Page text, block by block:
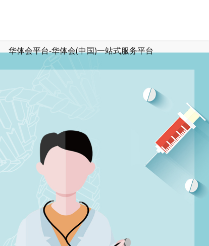
华体会平台-华体会(中国)一站式服务平台